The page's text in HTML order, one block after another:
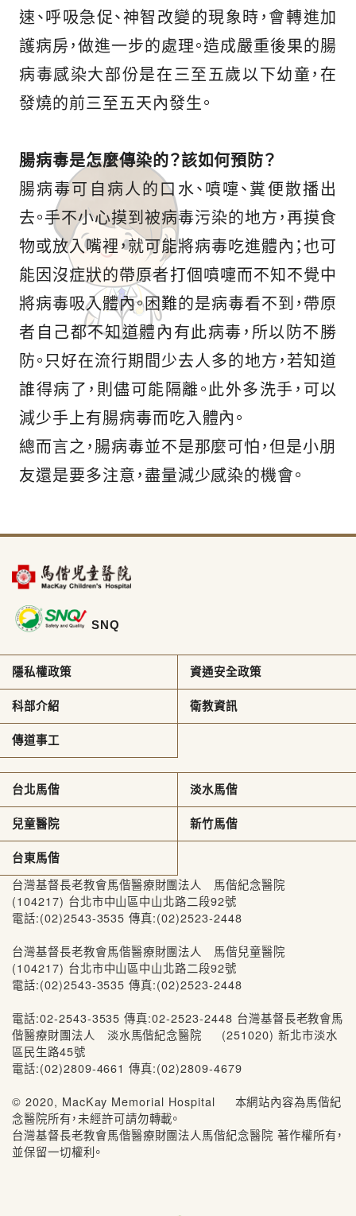
速、呼吸急促、神智改變的現象時，會轉進加
護病房，做進一步的處理。造成嚴重後果的腸
病毒感染大部份是在三至五歲以下幼童，在
發燒的前三至五天內發生。
腸病毒是怎麼傳染的？該如何預防？
腸病毒可自病人的口水、噴嚏、糞便散播出
去。手不小心摸到被病毒污染的地方，再摸食
物或放入嘴裡，就可能將病毒吃進體內；也可
能因沒症狀的帶原者打個噴嚏而不知不覺中
將病毒吸入體內。困難的是病毒看不到，帶原
者自己都不知道體內有此病毒，所以防不勝
防。只好在流行期間少去人多的地方，若知道
誰得病了，則儘可能隔離。此外多洗手，可以
減少手上有腸病毒而吃入體內。
總而言之，腸病毒並不是那麼可怕，但是小朋
友還是要多注意，盡量減少感染的機會。
SNQ
隱私權政策 資通安全政策
科部介紹 衛教資訊
傳道事工
台北馬偕 淡水馬偕
兒童醫院 新竹馬偕
台東馬偕
台灣基督長老教會馬偕醫療財團法人 馬偕紀念醫院
(104217) 台北市中山區中山北路二段92號
電話:(02)2543-3535 傳真:(02)2523-2448
台灣基督長老教會馬偕醫療財團法人 馬偕兒童醫院
(104217) 台北市中山區中山北路二段92號
電話:(02)2543-3535 傳真:(02)2523-2448
電話:02-2543-3535 傳真:02-2523-2448 台灣基督長老教會馬
偕醫療財團法人 淡水馬偕紀念醫院 (251020) 新北市淡水
區民生路45號
電話:(02)2809-4661 傳真:(02)2809-4679
© 2020, MacKay Memorial Hospital 本網站內容為馬偕紀
念醫院所有，未經許可請勿轉載。
台灣基督長老教會馬偕醫療財團法人馬偕紀念醫院 著作權所有，
並保留一切權利。